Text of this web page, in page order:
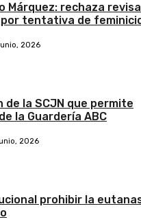
Márquez: rechaza
tentativa de
2026
de la SCJN que permite
la Guardería ABC
2026
prohibir la